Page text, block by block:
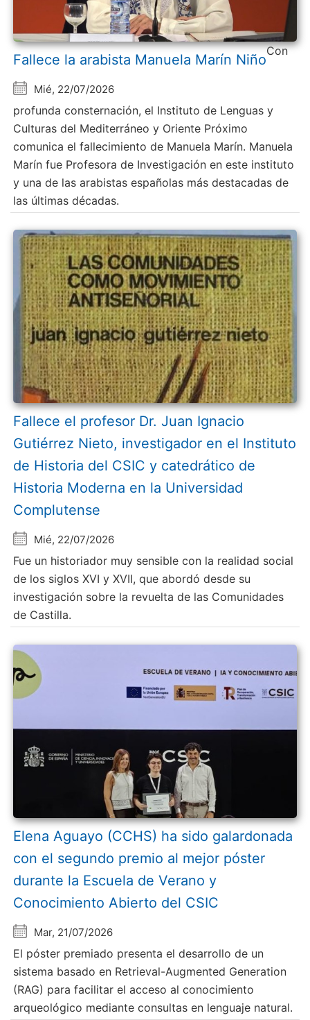
Fallece la arabista Manuela Marín Niño
Mié, 22/07/2026
Con
profunda consternación, el Instituto de Lenguas y
Culturas del Mediterráneo y Oriente Próximo
comunica el fallecimiento de Manuela Marín. Manuela
Marín fue Profesora de Investigación en este instituto
y una de las arabistas españolas más destacadas de
las últimas décadas.
Fallece el profesor Dr. Juan Ignacio
Gutiérrez Nieto, investigador en el Instituto
de Historia del CSIC y catedrático de
Historia Moderna en la Universidad
Complutense
Mié, 22/07/2026
Fue un historiador muy sensible con la realidad social
de los siglos XVI y XVII, que abordó desde su
investigación sobre la revuelta de las Comunidades
de Castilla.
Elena Aguayo (CCHS) ha sido galardonada
con el segundo premio al mejor póster
durante la Escuela de Verano y
Conocimiento Abierto del CSIC
Mar, 21/07/2026
El póster premiado presenta el desarrollo de un
sistema basado en Retrieval-Augmented Generation
(RAG) para facilitar el acceso al conocimiento
arqueológico mediante consultas en lenguaje natural.